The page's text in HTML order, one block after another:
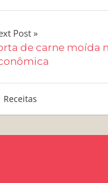
Post
de carne moída
Receitas